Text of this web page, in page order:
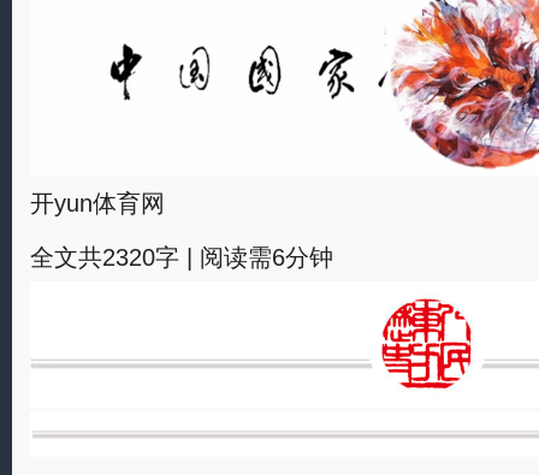
开yun体育网
全文共2320字 | 阅读需6分钟